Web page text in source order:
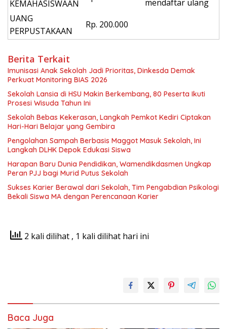
mendaftar ulang
KEMAHASISWAAN
UANG
PERPUSTAKAAN
Rp. 200.000
Berita Terkait
Imunisasi Anak Sekolah Jadi Prioritas, Dinkesda Demak
Perkuat Monitoring BIAS 2026
Sekolah Lansia di HSU Makin Berkembang, 80 Peserta Ikuti
Prosesi Wisuda Tahun Ini
Sekolah Bebas Kekerasan, Langkah Pemkot Kediri Ciptakan
Hari-Hari Belajar yang Gembira
Pengolahan Sampah Berbasis Maggot Masuk Sekolah, Ini
Langkah DLHK Depok Edukasi Siswa
Harapan Baru Dunia Pendidikan, Wamendikdasmen Ungkap
Peran PJJ bagi Murid Putus Sekolah
Sukses Karier Berawal dari Sekolah, Tim Pengabdian Psikologi
Bekali Siswa MA dengan Perencanaan Karier
2 kali dilihat , 1 kali dilihat hari ini
Baca Juga